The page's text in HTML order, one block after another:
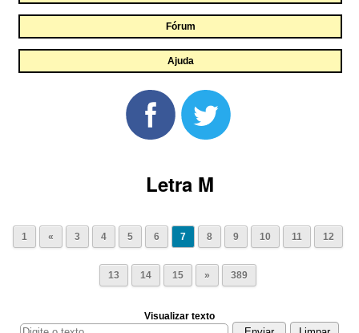
Fórum
Ajuda
Letra M
1 « 3 4 5 6 7 8 9 10 11 12
13 14 15 » 389
Visualizar texto